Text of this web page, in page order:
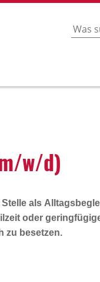
w/d)
als
oder
zu besetzen.